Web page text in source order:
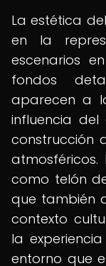
La estética
en la
escenarios
fondos
aparecen a
influencia
construcción
atmosféricos.
como telón
que también
contexto
la
entorno que